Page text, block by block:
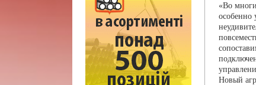
«Во
особенно
Новый